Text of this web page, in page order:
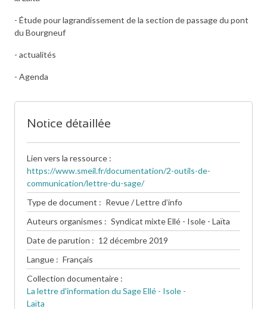
- Étude pour lagrandissement de la section de passage du pont
du Bourgneuf
- actualités
- Agenda
Notice détaillée
Lien vers la ressource
https://www.smeil.fr/documentation/2-outils-de-
communication/lettre-du-sage/
Type de document
Revue / Lettre d’info
Auteurs organismes
Syndicat mixte Ellé - Isole - Laïta
Date de parution
12 décembre 2019
Langue
Français
Collection documentaire
La lettre d'information du Sage Ellé - Isole -
Laïta